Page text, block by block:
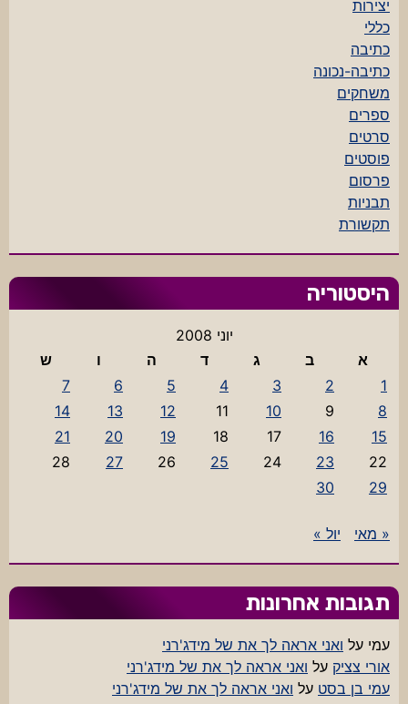
יצירות
כללי
כתיבה
כתיבה-נכונה
משחקים
ספרים
סרטים
פוסטים
פרסום
תבניות
תקשורת
היסטוריה
יוני 2008
א
ב ג ד ה ו
ש
1
2
3
4
5
6
7
8
9
10
11
12
13
14
15
16
17
18
19
20
21
22
23
24
25
26
27
28
29
30
« מאי יול »
תגובות אחרונות
עמי על ואני אראה לך את של מידג'רני
אורי צציק על ואני אראה לך את של מידג'רני
עמי בן בסט על ואני אראה לך את של מידג'רני